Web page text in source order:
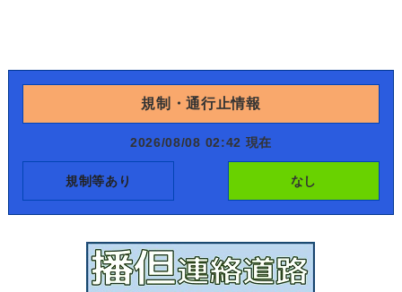
規制・通行止情報
2026/08/08 02:42 現在
規制等あり なし